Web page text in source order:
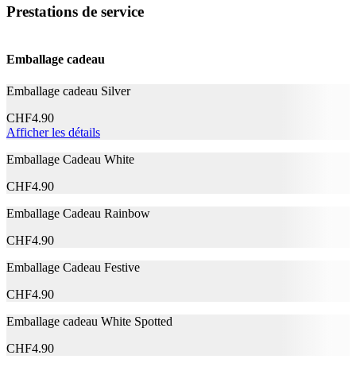
Signaler des données erronées
Application
Effet Blanchissant
Caractéristiques
Contient du fluor Non
Sativa Seed Oil, Cocamidopropyl Betaine, Pepeermint
oil, Niacinamide, Tocopheryl Acetate, Sodium
extract, Menthol, Citrus Aurantifolia Oil, Lauryl
Glucoside, Xantham Gum, Carrageenan, Lecithin,
Prestations de service
Emballage cadeau
Emballage cadeau Silver
CHF4.90
Afficher les détails
Emballage Cadeau White
CHF4.90
Emballage Cadeau Rainbow
CHF4.90
Emballage Cadeau Festive
CHF4.90
Emballage cadeau White Spotted
CHF4.90